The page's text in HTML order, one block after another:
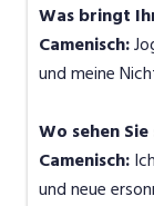
Was bringt
Camenisch:
und meine
Wo sehen
Camenisch:
und neue